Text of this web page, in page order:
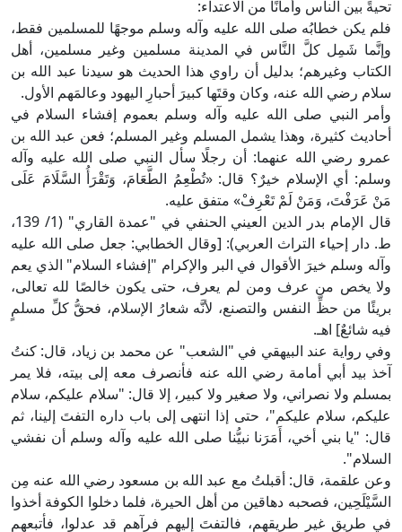
تحيةً بين الناس وأمانًا من الاعتداء:
فلم يكن خطابُه صلى الله عليه وآله وسلم موجهًا للمسلمين فقط،
وإنَّما شَمِل كلَّ النَّاس في المدينة مسلمين وغير مسلمين، أهل
الكتاب وغيرهم؛ بدليل أن راوي هذا الحديث هو سيدنا عبد الله بن
سلام رضي الله عنه، وكان وقتَها كبيرَ أحبارِ اليهود وعالمَهم الأول.
وأمر النبي صلى الله عليه وآله وسلم بعموم إفشاء السلام في
أحاديث كثيرة، وهذا يشمل المسلم وغير المسلم؛ فعن عبد الله بن
عمرو رضي الله عنهما: أن رجلًا سأل النبي صلى الله عليه وآله
وسلم: أي الإسلام خيرٌ؟ قال: «تُطْعِمُ الطَّعَامَ، وَتَقْرَأُ السَّلَامَ عَلَى
مَنْ عَرَفْتَ، وَمَنْ لَمْ تَعْرِفْ» متفق عليه.
قال الإمام بدر الدين العيني الحنفي في "عمدة القاري" (1/ 139،
ط. دار إحياء التراث العربي): [وقال الخطابي: جعل صلى الله عليه
وآله وسلم خيرَ الأقوال في البر والإكرام "إفشاء السلام" الذي يعم
ولا يخص من عرف ومن لم يعرف، حتى يكون خالصًا لله تعالى،
بريئًا من حظِّ النفس والتصنع، لأنَّه شعارُ الإسلام، فحقُّ كلِّ مسلمٍ
فيه شائعٌ] اهـ.
وفي رواية عند البيهقي في "الشعب" عن محمد بن زياد، قال: كنتُ
آخذ بيد أبي أمامة رضي الله عنه فأنصرف معه إلى بيته، فلا يمر
بمسلم ولا نصراني، ولا صغير ولا كبير، إلا قال: "سلام عليكم، سلام
عليكم، سلام عليكم"، حتى إذا انتهى إلى باب داره التفتَ إلينا، ثم
قال: "يا بني أخي، أَمَرَنا نبيُّنا صلى الله عليه وآله وسلم أن نفشي
السلام".
وعن علقمة، قال: أقبلتُ مع عبد الله بن مسعود رضي الله عنه مِن
السَّيْلَحِين، فصحبه دهاقين من أهل الحيرة، فلما دخلوا الكوفة أخذوا
في طريق غير طريقهم، فالتفتَ إليهم فرآهم قد عدلوا، فأتبعهم